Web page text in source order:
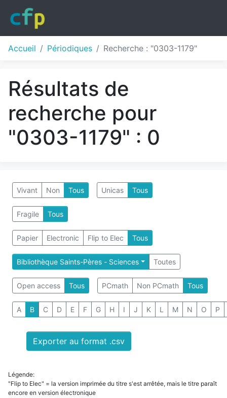
Accueil Périodiques Recherche : "0303-1179"
Résultats de
recherche pour
"0303-1179" : 0
Vivant Non Tous Unicas Tous
Fragile Tous
Papier Electronic Flip to Elec Tous
Bibliothèque Saints-Pères - Sciences Toutes
Open access Tous PCmath Non PCmath Tous
A B C D E F G H I J K L M N O P
Exporter au format .csv
Légende:
"Flip to Elec" = la version imprimée du titre s'est arrêtée, mais le titre paraît
encore en version électronique